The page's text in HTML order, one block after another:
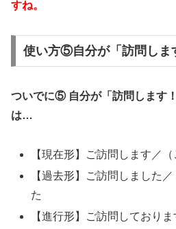
すね。
使い方⑤自分が「訪問しま
ついでに⑤ 自分が「訪問します
は…
【現在形】ご訪問します／
【過去形】ご訪問しました
た
【進行形】ご訪問しており